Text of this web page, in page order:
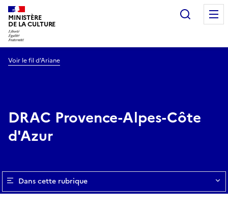
MINISTÈRE
DE LA CULTURE
Voir le fil d’Ariane
DRAC Provence-Alpes-Côte
d'Azur
Dans cette rubrique